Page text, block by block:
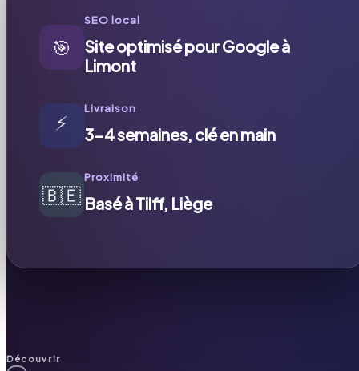
🎯
SEO local
Site optimisé pour Google à
Limont
⚡
Livraison
3-4 semaines, clé en main
🇧🇪
Proximité
Basé à Tilff, Liège
Découvrir